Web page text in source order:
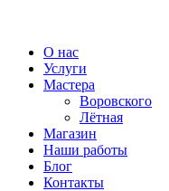
О нас
Услуги
Мастера
Воровского
Лётная
Магазин
Наши работы
Блог
Контакты